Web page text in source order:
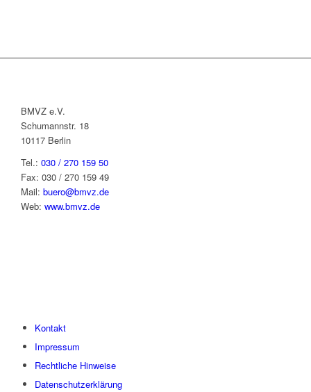
BMVZ e.V.
Schumannstr. 18
10117 Berlin
Tel.: 030 / 270 159 50
Fax: 030 / 270 159 49
Mail: buero@bmvz.de
Web: www.bmvz.de
Kontakt
Impressum
Rechtliche Hinweise
Datenschutzerklärung